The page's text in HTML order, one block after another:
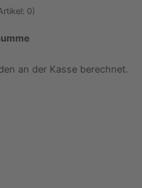
0)
an der Kasse berechnet.